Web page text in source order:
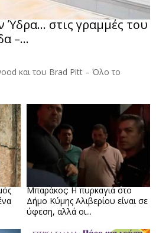
Ύδρα… στις γραμμές του
–...
και του Brad Pitt – Όλο το
Μπαράκος: Η πυρκαγιά στο
Δήμο Κύμης Αλιβερίου είναι σε
ύφεση, αλλά οι...